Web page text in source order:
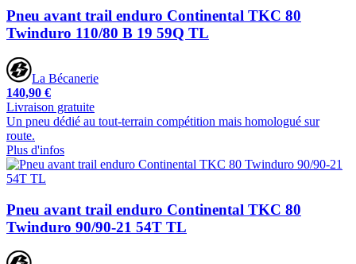
Pneu avant trail enduro Continental TKC 80
Twinduro 110/80 B 19 59Q TL
La Bécanerie
140,90 €
Livraison gratuite
Un pneu dédié au tout-terrain compétition mais homologué sur
route.
Plus d'infos
Pneu avant trail enduro Continental TKC 80
Twinduro 90/90-21 54T TL